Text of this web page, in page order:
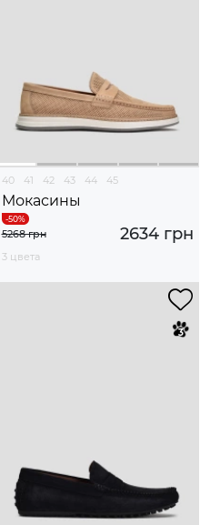
40 41 42 43 44 45
Мокасины
2634 грн
5268 грн
3 цвета